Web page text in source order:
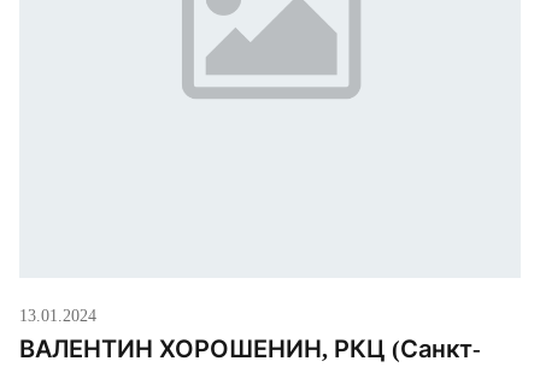
13.01.2024
ВАЛЕНТИН ХОРОШЕНИН, РКЦ (Санкт-